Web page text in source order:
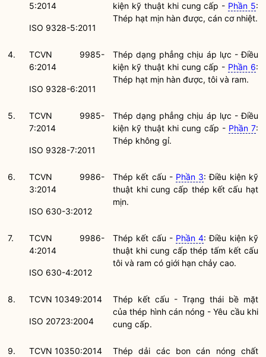
5:2014
ISO 9328-5:2011
kiện kỹ thuật khi cung cấp - Phần 5:
Thép hạt mịn hàn được, cán cơ nhiệt.
4.
TCVN 9985-
6:2014
ISO 9328-6:2011
Thép dạng phẳng chịu áp lực - Điều
kiện kỹ thuật khi cung cấp - Phần 6:
Thép hạt mịn hàn được, tôi và ram.
5.
TCVN 9985-
7:2014
ISO 9328-7:2011
Thép dạng phẳng chịu áp lực - Điều
kiện kỹ thuật khi cung cấp - Phần 7:
Thép không gỉ.
6.
TCVN 9986-
3:2014
ISO 630-3:2012
Thép kết cấu - Phần 3: Điều kiện kỹ
thuật khi cung cấp thép kết cấu hạt
mịn.
7.
TCVN 9986-
4:2014
ISO 630-4:2012
Thép kết cấu - Phần 4: Điều kiện kỹ
thuật khi cung cấp thép tấm kết cấu
tôi và ram có giới hạn chảy cao.
8. TCVN 10349:2014
ISO 20723:2004
Thép kết cấu - Trạng thái bề mặt
của thép hình cán nóng - Yêu cầu khi
cung cấp.
9. TCVN 10350:2014
Thép dải các bon cán nóng chất